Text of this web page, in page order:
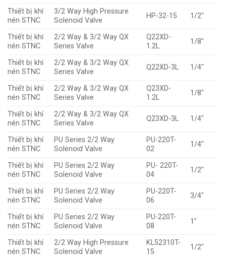
Thiết bị khí
nén STNC
3/2 Way High Pressure
Solenoid Valve
HP-32-15 1/2″
Thiết bị khí
nén STNC
2/2 Way & 3/2 Way QX
Series Valve
Q22XD-
1.2L
1/8″
Thiết bị khí
nén STNC
2/2 Way & 3/2 Way QX
Series Valve
Q22XD-3L 1/4″
Thiết bị khí
nén STNC
2/2 Way & 3/2 Way QX
Series Valve
Q23XD-
1.2L
1/8″
Thiết bị khí
nén STNC
2/2 Way & 3/2 Way QX
Series Valve
Q23XD-3L 1/4″
Thiết bị khí
nén STNC
PU Series 2/2 Way
Solenoid Valve
PU-220T-
02
1/4″
Thiết bị khí
nén STNC
PU Series 2/2 Way
Solenoid Valve
PU- 220T-
04
1/2″
Thiết bị khí
nén STNC
PU Series 2/2 Way
Solenoid Valve
PU-220T-
06
3/4″
Thiết bị khí
nén STNC
PU Series 2/2 Way
Solenoid Valve
PU-220T-
08
1″
Thiết bị khí
nén STNC
2/2 Way High Pressure
Solenoid Valve
KL52310T-
15
1/2″